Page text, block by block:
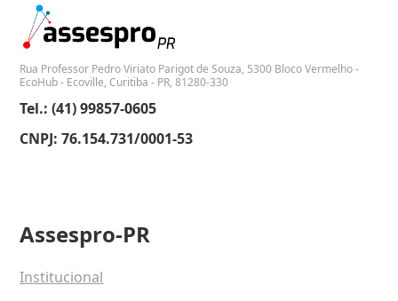
Rua Professor Pedro Viriato Parigot de Souza, 5300 Bloco Vermelho -
EcoHub - Ecoville, Curitiba - PR, 81280-330
Tel.: (41) 99857-0605
CNPJ: 76.154.731/0001-53
Assespro-PR
Institucional